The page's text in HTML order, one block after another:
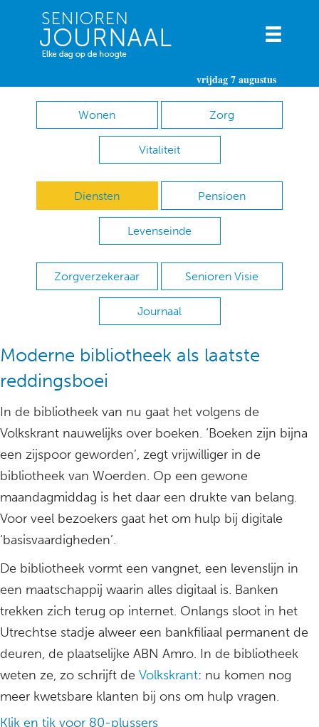
vrijdag 7 augustus
Wonen Zorg
Vitaliteit
Diensten Pensioen
Levenseinde
Zorgverzekeraar Senioren Visie
Journaal
Moderne bibliotheek als laatste
reddingsboei
In de bibliotheek van nu gaat het volgens de
Volkskrant nauwelijks over boeken. ‘Boeken zijn bijna
een zijspoor geworden’, zegt vrijwilliger in de
bibliotheek van Woerden. Op een gewone
maandagmiddag is het daar een drukte van belang.
Voor veel bezoekers gaat het om hulp bij digitale
‘basisvaardigheden’.
De bibliotheek vormt een vangnet, een levenslijn in
een maatschappij waarin alles digitaal is. Banken
trekken zich terug op internet. Onlangs sloot in het
Utrechtse stadje alweer een bankfiliaal permanent de
deuren, de plaatselijke ABN Amro. In de bibliotheek
weten ze, zo schrijft de Volkskrant: nu komen nog
meer kwetsbare klanten bij ons om hulp vragen.
Klik en tik voor 80-plussers